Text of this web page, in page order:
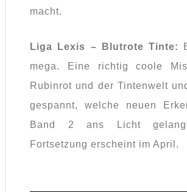
macht.
Liga Lexis – Blutrote Tinte:
mega. Eine richtig coole
Rubinrot und der Tintenwelt
gespannt, welche neuen
Band 2 ans Licht
Fortsetzung erscheint im April.